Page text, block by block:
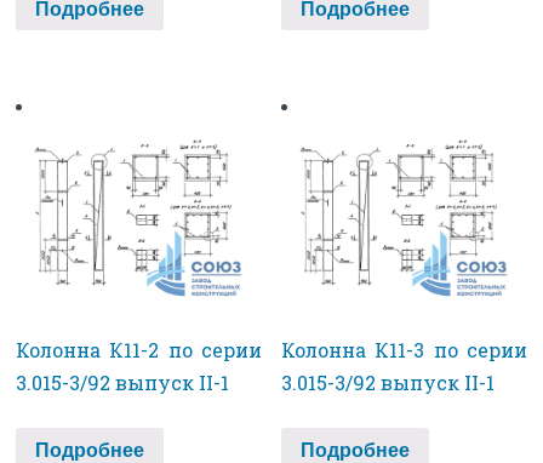
Подробнее Подробнее
Колонна К11-2 по серии
3.015-3/92 выпуск II-1
Подробнее
Колонна К11-3 по серии
3.015-3/92 выпуск II-1
Подробнее